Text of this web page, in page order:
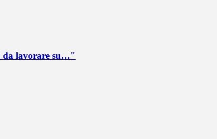
da lavorare su…"